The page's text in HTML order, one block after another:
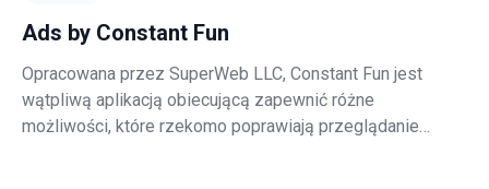
Ads by Constant Fun
Opracowana przez SuperWeb LLC, Constant Fun jest
wątpliwą aplikacją obiecującą zapewnić różne
możliwości, które rzekomo poprawiają przeglądanie